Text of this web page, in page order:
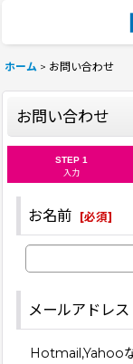
ホーム > お問い合わせ
お問い合わせ
STEP 1
入力
お名前 [必須]
メールアドレス
Hotmail,Yahoo